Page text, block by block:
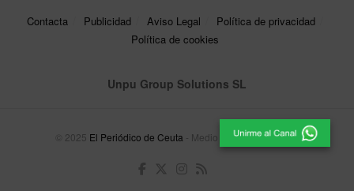
Contacta Publicidad Aviso Legal
Política de privacidad
Política de cookies
Unpu Group Solutions SL
© 2025 El Periódico de Ceuta - Medio de Comunicación